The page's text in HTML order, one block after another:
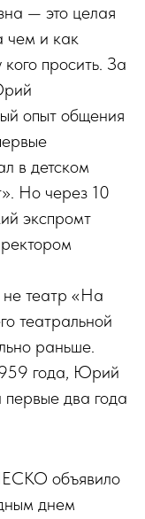
— это целая
чем и как
просить. За
опыт общения
в детском
Но через 10
экспромт
театр «На
театральной
раньше.
года, Юрий
два года
объявило
днем